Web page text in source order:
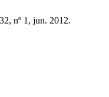
nº 1, jun. 2012.